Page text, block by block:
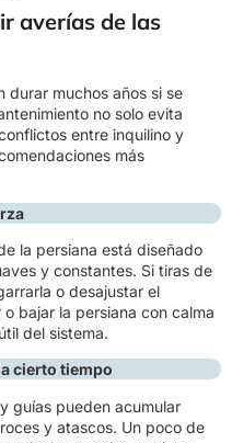
averías de las
durar muchos años si se
no solo evita
entre inquilino y
más
la persiana está diseñado
y constantes. Si tiras de
o desajustar el
bajar la persiana con calma
del sistema.
cierto tiempo
guías pueden acumular
y atascos. Un poco de